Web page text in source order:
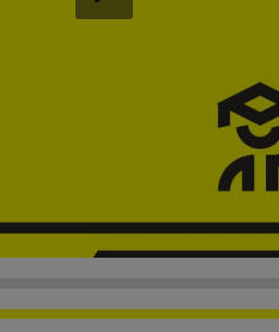
Abspielen